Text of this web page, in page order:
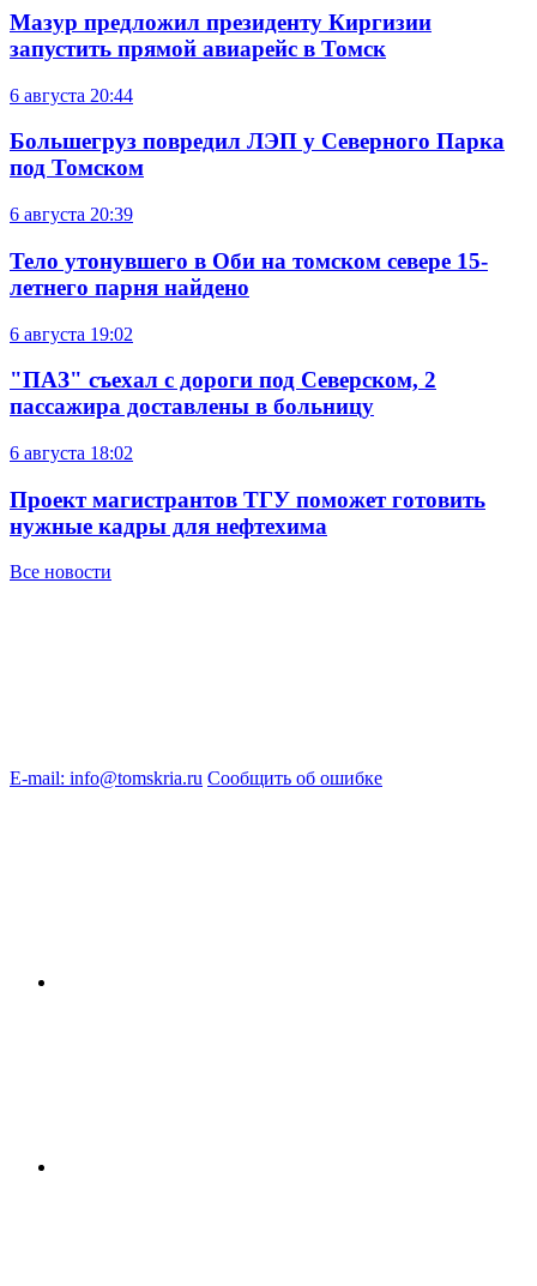
Мазур предложил президенту Киргизии
запустить прямой авиарейс в Томск
6 августа 20:44
Большегруз повредил ЛЭП у Северного Парка
под Томском
6 августа 20:39
Тело утонувшего в Оби на томском севере 15-
летнего парня найдено
6 августа 19:02
"ПАЗ" съехал с дороги под Северском, 2
пассажира доставлены в больницу
6 августа 18:02
Проект магистрантов ТГУ поможет готовить
нужные кадры для нефтехима
Все новости
E-mail: info@tomskria.ru Сообщить об ошибке